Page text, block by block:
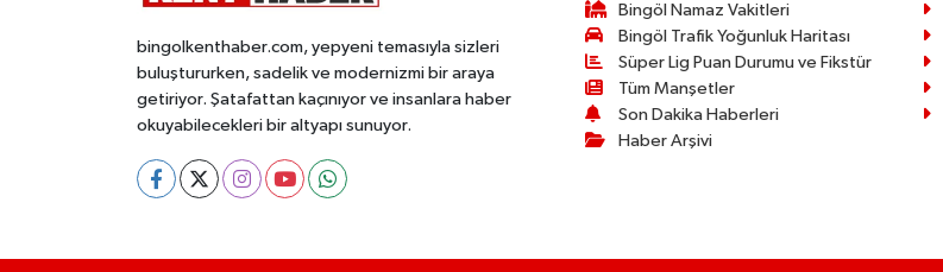
bingolkenthaber.com, yepyeni temasıyla sizleri
buluştururken, sadelik ve modernizmi bir araya
getiriyor. Şatafattan kaçınıyor ve insanlara haber
okuyabilecekleri bir altyapı sunuyor.
Bingöl Namaz Vakitleri
Bingöl Trafik Yoğunluk Haritası
Süper Lig Puan Durumu ve Fikstür
Tüm Manşetler
Son Dakika Haberleri
Haber Arşivi